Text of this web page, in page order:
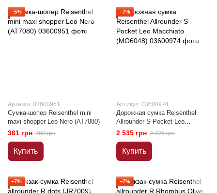
−5%
Артикул: 03600951
Сумка-шопер Reisenthel mini
maxi shopper Leo Nero (AT7080)
361 грн 380 грн
Купить
−7%
Артикул: 03600974
Дорожная сумка Reisenthel
Allrounder S Pocket Leo
Macchiato (MO6048)
2 535 грн 2 725 грн
Купить
−7% −7%